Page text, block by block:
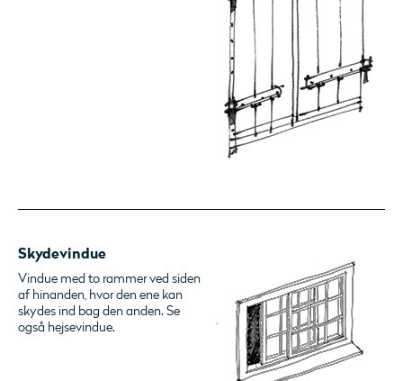
Skydevindue
Vindue med to rammer ved siden
af hinanden, hvor den ene kan
skydes ind bag den anden. Se
også hejsevindue.